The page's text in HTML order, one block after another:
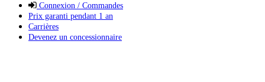
Connexion / Commandes
Prix garanti pendant 1 an
Carrières
Devenez un concessionnaire